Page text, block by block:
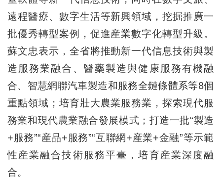
遠程醫療、數字生活等新興領域，挖掘推廣一
批優秀轉型案例，促進産業數字化轉型升級。
蘇文忠表示，全省將推動新一代信息技術與製
造服務業融合、醫藥製造與健康服務有機融
合、智慧網聯汽車製造和服務全鏈條體系等8個
重點領域；培育壯大農業服務業，探索現代服
務業和現代農業融合發展模式；打造一批“製造
+服務”“産品+服務”“互聯網+産業+金融”等示範
性産業融合技術服務平臺，培育産業深度融
合。